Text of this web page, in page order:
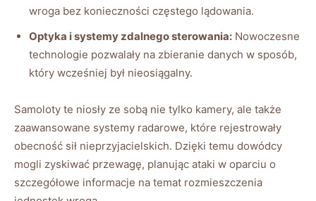
wroga bez konieczności częstego lądowania.
Optyka i systemy zdalnego sterowania: Nowoczesne
technologie pozwalały na zbieranie danych w sposób,
który wcześniej był nieosiągalny.
Samoloty te niosły ze sobą nie tylko kamery, ale także
zaawansowane systemy radarowe, które rejestrowały
obecność sił nieprzyjacielskich. Dzięki temu dowódcy
mogli zyskiwać przewagę, planując ataki w oparciu o
szczegółowe informacje na temat rozmieszczenia